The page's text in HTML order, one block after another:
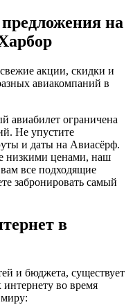
на
акции, скидки и
авиакомпаний в
авиабилет ограничена
Не упустите
и даты на Авиасёрф.
низкими ценами, наш
все подходящие
забронировать самый
в
и бюджета, существует
во время